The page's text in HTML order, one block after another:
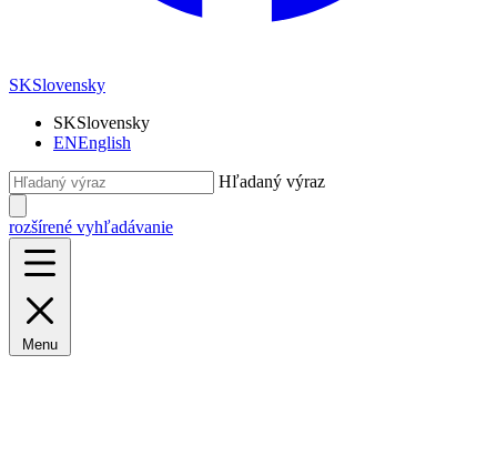
SKSlovensky
SKSlovensky
ENEnglish
Hľadaný výraz
rozšírené vyhľadávanie
Menu